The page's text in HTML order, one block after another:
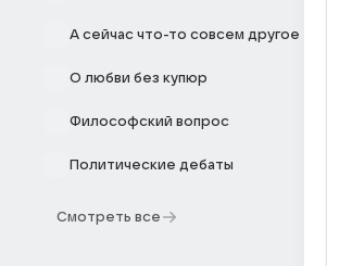
А сейчас что-то совсем другое
О любви без купюр
Философский вопрос
Политические дебаты
Смотреть все